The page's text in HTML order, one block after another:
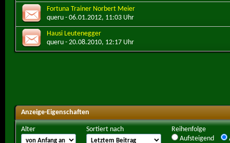
Fortuna Trainer Norbert Meier
queru - 06.01.2012, 11:03 Uhr
Hausi Leutenegger
queru - 20.08.2010, 12:17 Uhr
Anzeige-Eigenschaften
Alter Sortiert nach
Reihenfolge
Aufsteigend